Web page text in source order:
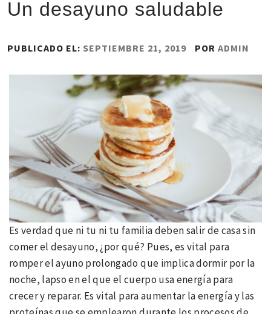
Un desayuno saludable
PUBLICADO EL: SEPTIEMBRE 21, 2019 POR ADMIN
Es verdad que ni tu ni tu familia deben salir de casa sin
comer el desayuno, ¿por qué? Pues, es vital para
romper el ayuno prolongado que implica dormir por la
noche, lapso en el que el cuerpo usa energía para
crecer y reparar. Es vital para aumentar la energía y las